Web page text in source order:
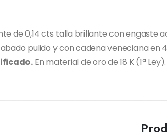
de 0,14 cts talla brillante con engaste
pulido y con cadena veneciana en
En material de oro de 18 K (1ª Ley).